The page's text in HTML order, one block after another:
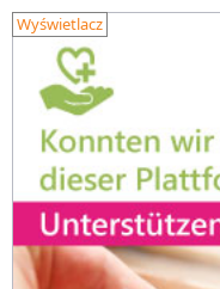
Wyświetlacz